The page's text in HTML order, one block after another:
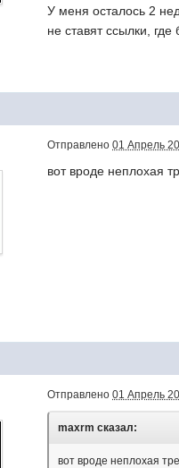
У меня осталось 2
не ставят ссылки, где
Отправлено01 Апрель
вот вроде неплохая
Отправлено01 Апрель
maxrm сказал:
вот вроде неплохая